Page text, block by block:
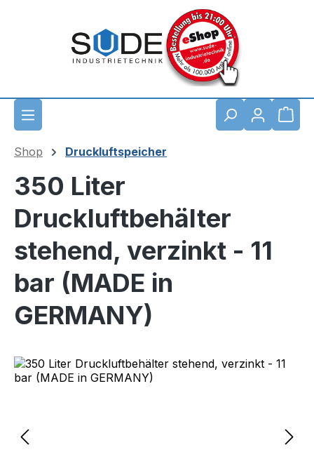
Shop Druckluftspeicher
350 Liter
Druckluftbehälter
stehend, verzinkt - 11
bar (MADE in
GERMANY)
Bildergalerie überspringen